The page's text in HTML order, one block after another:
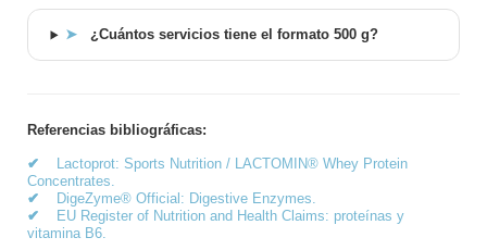
➤ ¿Cuántos servicios tiene el formato 500 g?
Referencias bibliográficas:
✔
Lactoprot: Sports Nutrition / LACTOMIN® Whey Protein
Concentrates.
✔ DigeZyme® Official: Digestive Enzymes.
✔
EU Register of Nutrition and Health Claims: proteínas y
vitamina B6.